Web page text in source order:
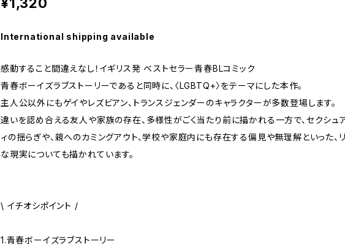
International shipping available
感動すること間違えなし！イギリス発 ベストセラー青春BLコミック
青春ボーイズラブストーリーであると同時に、〈LGBTQ+〉をテーマにした本作。
主人公以外にもゲイやレズビアン、トランスジェンダーのキャラクターが多数登場します。
違いを認め合える友人や家族の存在、多様性がごく当たり前に描かれる一方で、セクシュ
ィの揺らぎや、親へのカミングアウト、学校や家庭内にも存在する偏見や無理解といった、
な現実についても描かれています。
\ イチオシポイント /
1.青春ボーイズラブストーリー